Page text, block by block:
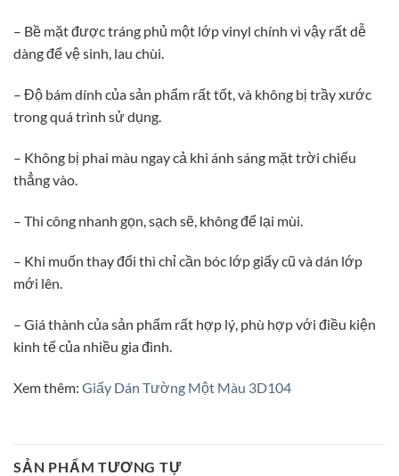
– Bề mặt được tráng phủ một lớp vinyl chính vì vậy rất dễ
dàng để vệ sinh, lau chùi.
– Độ bám dính của sản phẩm rất tốt, và không bị trầy xước
trong quá trình sử dụng.
– Không bị phai màu ngay cả khi ánh sáng mặt trời chiếu
thẳng vào.
– Thi công nhanh gọn, sạch sẽ, không để lại mùi.
– Khi muốn thay đổi thì chỉ cần bóc lớp giấy cũ và dán lớp
mới lên.
– Giá thành của sản phẩm rất hợp lý, phù hợp với điều kiện
kinh tế của nhiều gia đình.
Xem thêm: Giấy Dán Tường Một Màu 3D104
SẢN PHẨM TƯƠNG TỰ